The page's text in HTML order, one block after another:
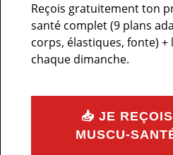
Reçois gratuitement ton
santé complet (9 plans
corps, élastiques, fonte)
chaque dimanche.
📥 JE
MUSCU-